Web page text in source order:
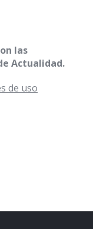
las
Actualidad.
de uso